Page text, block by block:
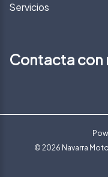
Servicios
Contacta con
© 2026 Navarra